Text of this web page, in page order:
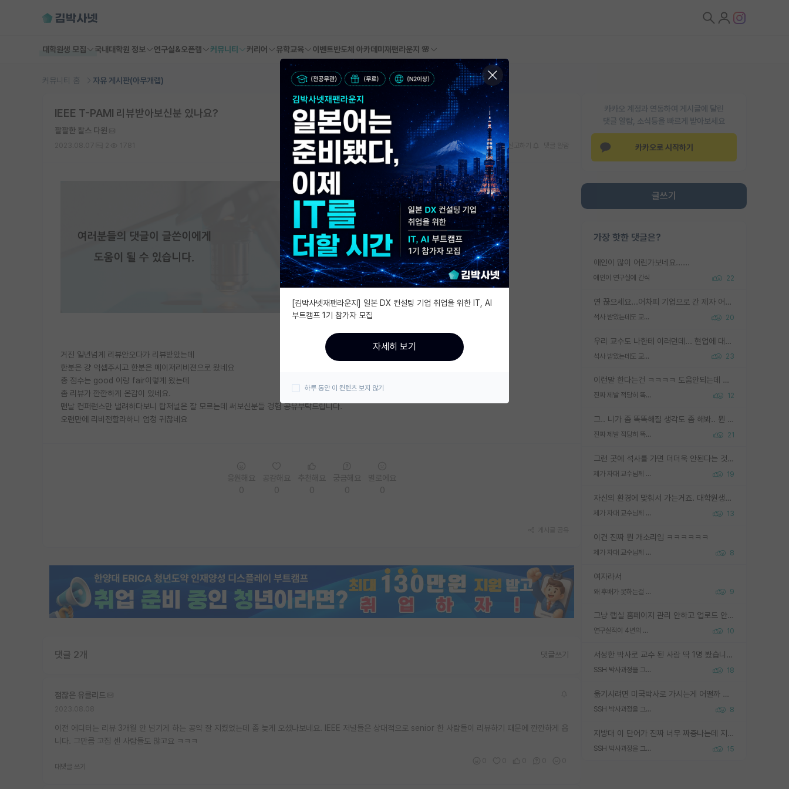
대학원생 모집 국내대학원 정보 연구실&오픈랩 커뮤니티 커리어 유학교육 이벤트반도체 아카데미 재팬라운지 🌸
커뮤니티 홈 자유 게시판(아무개랩)
카카오 계정과 연동하여 게시글에 달린
댓글 알람, 소식등을 빠르게 받아보세요
카카오로 시작하기
글쓰기
가장 핫한 댓글은?
애인이 많이 어린가보네요......
애인이 연구실에 간식 22
연 끊으세요...어차피 기업으로 간 제자 어떻게 못합니다. 기업에서는 교수들 사기꾼으로 보는 시선도 강하고, 앞에서나 교수님하고 떠받들어주지 많이 무시합니다. 영향력도 0에 수렴합니다. 그리고 생각해보십시오. 석사로 기업간 제자가 무슨 힘이 있다고 과제를 달라고 합니까? 말만 교수지 무능력자라고 생각합니다. 세금이 아깝습니다.
석사 받았는데도 교수랑 연락한다. 20
우리 교수도 나한테 이러던데... 현업에 대해 이해가 전혀 없고, 자기 말이면 다 되는 줄 알고. 학위동안 지도는 커녕 잡일만 시켜놓고 이제와서 주기적으로 연락 없으면 싸가지 없는 제자가 되버림.
석사 받았는데도 교수랑 연락한다. 23
이런말 한다는건 ㅋㅋㅋㅋ 도움안되는데 도움되는 척하는 멍청한 선배들이 우리 나가면 너 어떡하냐 ㅇㅈㄹ 하고 나가면 후배들이 이런말 하더라 ㅎㅎㅎ
진짜 제발 적당히 똑똑한 박사과정이라도 위에 있었으면.. 12
그.. 니가 좀 똑똑해질 생각도 좀 해봐.. 뭔 연구를 선배랑 계속 같이할 생각을하냐 박사과정이
진짜 제발 적당히 똑똑한 박사과정이라도 위에 있었으면.. 21
그런 곳에 석사를 가면 더더욱 안된다는 것을 깨달으시면 된겁니다!
제가 자대 교수님께 무례하게 행동한 걸까요? 19
자신의 환경에 맞춰서 가는거죠. 대학원생분이 질투하셔서 그러시는건 아닐지..
제가 자대 교수님께 무례하게 행동한 걸까요? 13
이건 진짜 뭔 개소리임 ㅋㅋㅋㅋㅋㅋ
제가 자대 교수님께 무례하게 행동한 걸까요? 8
여자라서
왜 후배가 못하는걸 교수님은 내 책임으로 돌리는걸까요? 9
그냥 랩실 홈페이지 관리 안하고 업로드 안한거 아님?
연구실적이 4년의 공백이 있는거 어떻게 생각하냐 10
서성한 박사로 교수 된 사람 딱 1명 봤습니다. 근데 지방대 박사로 교수된 거는 기적이 일어나야되요. 서성한 학부부터여도 빡센게 교수임용일텐데 지방대박사로 무슨 교수가 되나요...... 중소기업/중견기업 팀장급/연구소장급이나 될거 같네요.
SSH 박사과정을 그만두고 지방대 박사로 옮기면 교수의 꿈은 끝일까요? 18
옮기시려면 미국박사로 가시는게 어떨까 싶네요. 교수가 꿈이면 미국박사 하고 미국교수 까지 같이 노리시는게 기회가 많지 않을까요?
SSH 박사과정을 그만두고 지방대 박사로 옮기면 교수의 꿈은 끝일까요? 8
지방대 이 단어가 진짜 너무 짜증나는데 지방대면 다 그냥 쓰레기인가요? 무슨 말 같지도 않은 댓글들이 있는건지??? 지방에도 충분히 좋은 대학 많고 충분히 잘하는 교수님들 많습니다 포항공대 4개 IST 대표 지거국들 여기 모두 다 지방에 있고 여기 출신들 중에 교수하는 분들 적지 않습니다 지거국 출신이 무슨 교수를 하냐?라고 생각할 사람들 많은데 상위 대표 지거국에 아웃라이어들 많습니다 결국 개인의 연구역량과 실적이 중요합니다 이 역량을 펼치는데 있어서 지도교수와의 합도 중요합니다. 그리고 경력이 필요하면 해외포닥까지 다녀오세요
SSH 박사과정을 그만두고 지방대 박사로 옮기면 교수의 꿈은 끝일까요? 15
IEEE T-PAMI 리뷰받아보신분 있나요?
팔팔한 찰스 다윈
스크랩 신고하기
거진 일년넘게 리뷰안오다가 리뷰받았는데
한분은 걍 억셉주시고 한분은 메이저리비젼으로 왔네요
총 점수는 good 이랑 fair이렇게 왔는데
좀 리뷰가 깐깐하게 온감이 있네요.
맨날 컨퍼런스만 낼려하다보니 탑저널은 잘 모르는데 써보신분들 경험 공유부탁드립니다.
오랜만에 리비전할라하니 엄청 귀찮네요
댓글 2개 댓글쓰기
점잖은 유클리드
이전 에디터는 리뷰 3개월 안 넘기게 하는 공약 잘 지켰었는데 좀 늦게 오셨나보네요. IEEE 저널들은 상대적으로 senior 한 사람들이 리뷰하기 때문에 깐깐하게 옵
니다. 그만큼 고집 센 사람들도 많고요 ㅋㅋㅋ
대댓글 쓰기
[김박사넷재팬라운지] 일본 DX 컨설팅 기업 취업을 위한 IT, AI
부트캠프 1기 참가자 모집
자세히 보기
하루 동안 이 컨텐츠 보지 않기